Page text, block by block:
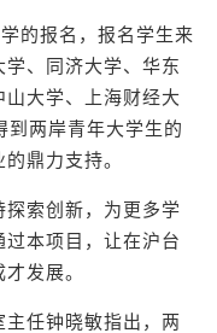
的报名，报名学生来
学、同济大学、华东
大学、上海财经大
到两岸青年大学生的
鼎力支持。
索创新，为更多学
本项目，让在沪台
发展。
任钟晓敏指出，两